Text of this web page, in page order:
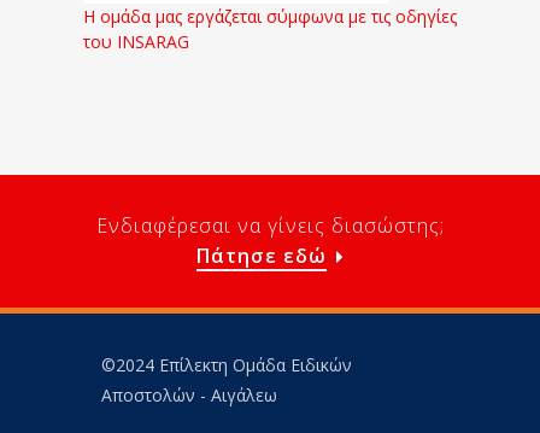
Η ομάδα μας εργάζεται σύμφωνα με τις οδηγίες
του INSARAG
Ενδιαφέρεσαι να γίνεις διασώστης;
Πάτησε εδώ
©2024 Επίλεκτη Ομάδα Ειδικών
Αποστολών - Αιγάλεω